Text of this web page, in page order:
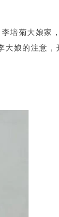
培菊大娘家
娘的注意